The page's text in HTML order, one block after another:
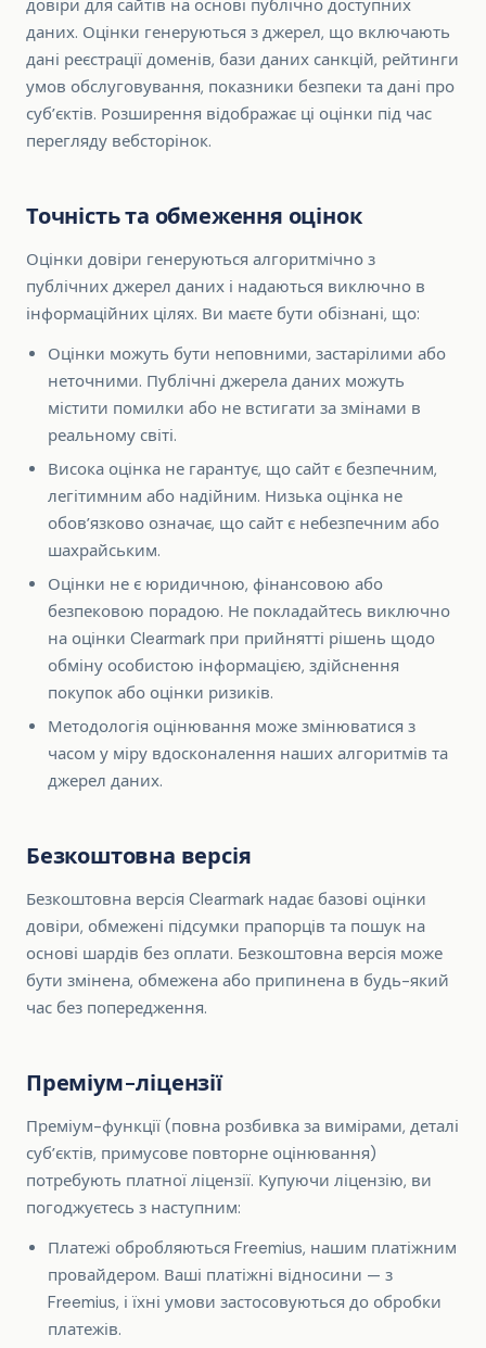
довіри для сайтів на основі публічно доступних
даних. Оцінки генеруються з джерел, що включають
дані реєстрації доменів, бази даних санкцій, рейтинги
умов обслуговування, показники безпеки та дані про
субʼєктів. Розширення відображає ці оцінки під час
перегляду вебсторінок.
Точність та обмеження оцінок
Оцінки довіри генеруються алгоритмічно з
публічних джерел даних і надаються виключно в
інформаційних цілях. Ви маєте бути обізнані, що:
Оцінки можуть бути неповними, застарілими або
неточними. Публічні джерела даних можуть
містити помилки або не встигати за змінами в
реальному світі.
Висока оцінка не гарантує, що сайт є безпечним,
легітимним або надійним. Низька оцінка не
обовʼязково означає, що сайт є небезпечним або
шахрайським.
Оцінки не є юридичною, фінансовою або
безпековою порадою. Не покладайтесь виключно
на оцінки Clearmark при прийнятті рішень щодо
обміну особистою інформацією, здійснення
покупок або оцінки ризиків.
Методологія оцінювання може змінюватися з
часом у міру вдосконалення наших алгоритмів та
джерел даних.
Безкоштовна версія
Безкоштовна версія Clearmark надає базові оцінки
довіри, обмежені підсумки прапорців та пошук на
основі шардів без оплати. Безкоштовна версія може
бути змінена, обмежена або припинена в будь-який
час без попередження.
Преміум-ліцензії
Преміум-функції (повна розбивка за вимірами, деталі
субʼєктів, примусове повторне оцінювання)
потребують платної ліцензії. Купуючи ліцензію, ви
погоджуєтесь з наступним:
Платежі обробляються Freemius, нашим платіжним
провайдером. Ваші платіжні відносини — з
Freemius, і їхні умови застосовуються до обробки
платежів.